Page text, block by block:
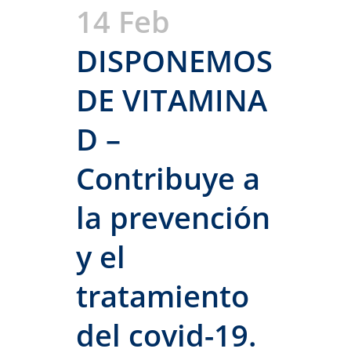
14 Feb
DISPONEMOS
DE VITAMINA
D –
Contribuye a
la prevención
y el
tratamiento
del covid-19.